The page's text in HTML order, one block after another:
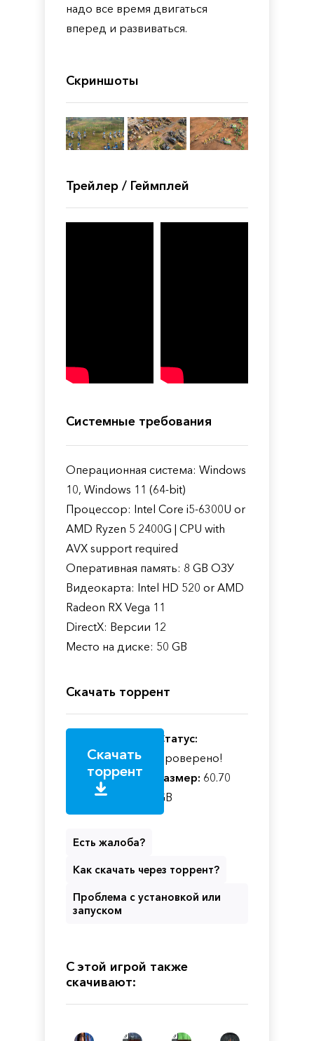
надо все время двигаться
вперед и развиваться.
Скриншоты
Трейлер / Геймплей
Системные требования
Операционная система: Windows
10, Windows 11 (64-bit)
Процессор: Intel Core i5-6300U or
AMD Ryzen 5 2400G | CPU with
AVX support required
Оперативная память: 8 GB ОЗУ
Видеокарта: Intel HD 520 or AMD
Radeon RX Vega 11
DirectX: Версии 12
Место на диске: 50 GB
Скачать торрент
Скачать
торрент
Статус:
Проверено!
Размер: 60.70
GB
Есть жалоба?
Как скачать через торрент?
Проблема с установкой или
запуском
С этой игрой также
скачивают: